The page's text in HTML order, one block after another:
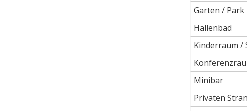
Garten / Park
Hallenbad
Kinderraum /
Minibar
Privaten